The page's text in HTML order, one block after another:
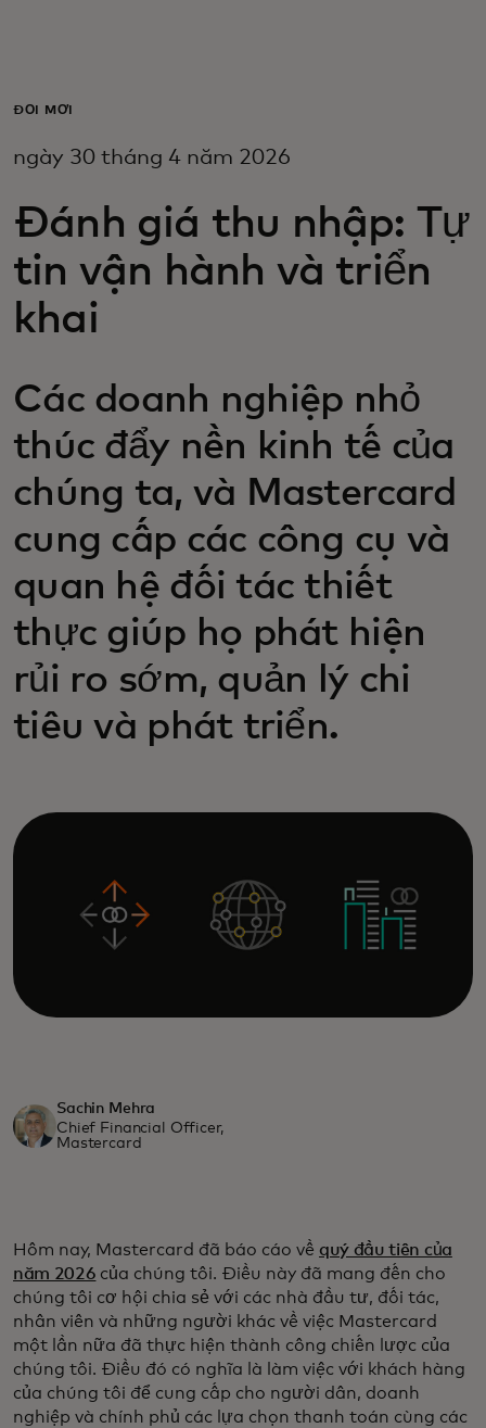
Dành cho doanh nghiệp
Dành cho nhà đổi mới
Tin tức và xu hướng
ĐỔI MỚI
ngày 30 tháng 4 năm 2026
Đánh giá thu nhập: Tự
tin vận hành và triển
khai
Các doanh nghiệp nhỏ
thúc đẩy nền kinh tế của
chúng ta, và Mastercard
cung cấp các công cụ và
quan hệ đối tác thiết
thực giúp họ phát hiện
rủi ro sớm, quản lý chi
tiêu và phát triển.
Sachin Mehra
Chief Financial Officer,
Mastercard
Hôm nay, Mastercard đã báo cáo về quý đầu tiên của
năm 2026 của chúng tôi. Điều này đã mang đến cho
chúng tôi cơ hội chia sẻ với các nhà đầu tư, đối tác,
nhân viên và những người khác về việc Mastercard
một lần nữa đã thực hiện thành công chiến lược của
chúng tôi. Điều đó có nghĩa là làm việc với khách hàng
của chúng tôi để cung cấp cho người dân, doanh
nghiệp và chính phủ các lựa chọn thanh toán cùng các